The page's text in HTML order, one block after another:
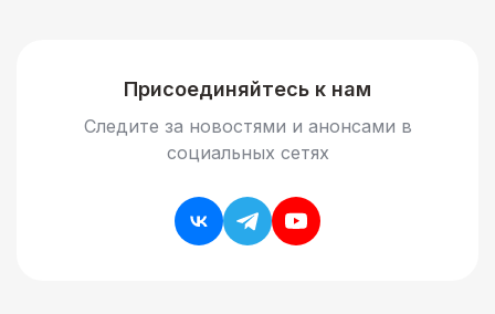
Присоединяйтесь к нам
Следите за новостями и анонсами в
социальных сетях